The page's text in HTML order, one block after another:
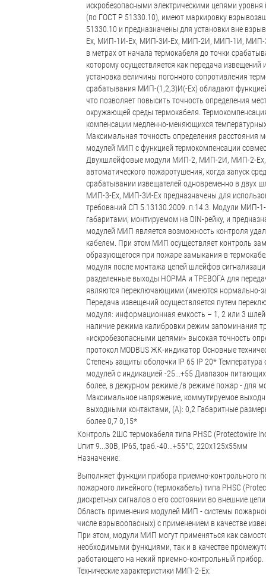
искробезопасными электрическими цепями
(по ГОСТ Р 51330.10), имеют маркировку
51330.10 и предназначены для установки вне
Ex, МИП-1И-Ex, МИП-3И-Ex, МИП-2И, МИП-1И, МИП-
в метрах от начала термокабеля до точки
которому осуществляется как передача
установка величины погонного сопротивления
срабатывания МИП-(1,2,3)И(-Ex) обладают
что позволяет повысить точность определения
окружающей среды термокабеля.
компенсации медленно-меняющихся
Максимальная точность определения расстояния
модулей МИП с функцией термокомпенсации
Двухшлейфовые модули МИП-2, МИП-2И, МИП-2-Ex,
автоматического пожаротушения, когда запуск
срабатывании извещателей одновременно в
МИП-3-Ex, МИП-3И-Ex предназначены для
требований СП 5.13130.2009. п.14.3. Модули МИП-
габаритами, монтируемом на DIN-рейку, и
модулей МИП является возможность контроля
кабелем. При этом МИП осуществляет контроль
образующегося при пожаре замыкания в
модуля после монтажа цепей шлейфов
разделенные выходы НОРМА и ТРЕВОГА для
являются переключающими (имеются нормально-
Передача извещений осуществляется путем
модуля: информационная емкость – 1, 2 или 3
наличие режима калибровки режим запоминания
«искробезопасными цепями» высокая точность
протокол MODBUS ЖК-индикатор Основные
Степень защиты оболочки IP 65 IP 20*
модулей с индикацией -25...+55 Диапазон
более, в дежурном режиме /в режиме пожар - для
Максимальное напряжение, коммутируемое
выходными контактами, (А): 0,2 Габаритные
более 0,7 0,15*
Контроль 2ШС термокабеля типа PHSC (Protectowire
Uпит 9...30В, IP65, tраб.-40...+55°С, 220х125х55мм
Назначение:
Выполняет функции прибора приемно-контрольного
пожарного линейного (термокабель) типа PHSC
дискретных сигналов о его состоянии во внешние
Область применения модулей МИП - системы
числе взрывоопасных) с применением в качестве
При этом, модули МИП могут применяться как
необходимыми функциями, так и в качестве
работающего на некий приемно-контрольный прибор.
Технические характеристики МИП-2-Ex: